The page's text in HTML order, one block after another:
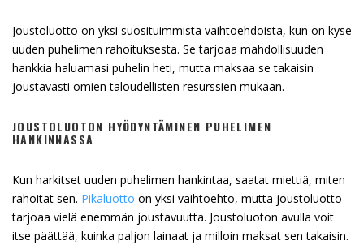
Joustoluotto on yksi suosituimmista vaihtoehdoista, kun on kyse
uuden puhelimen rahoituksesta. Se tarjoaa mahdollisuuden
hankkia haluamasi puhelin heti, mutta maksaa se takaisin
joustavasti omien taloudellisten resurssien mukaan.
JOUSTOLUOTON HYÖDYNTÄMINEN PUHELIMEN
HANKINNASSA
Kun harkitset uuden puhelimen hankintaa, saatat miettiä, miten
rahoitat sen. Pikaluotto on yksi vaihtoehto, mutta joustoluotto
tarjoaa vielä enemmän joustavuutta. Joustoluoton avulla voit
itse päättää, kuinka paljon lainaat ja milloin maksat sen takaisin.